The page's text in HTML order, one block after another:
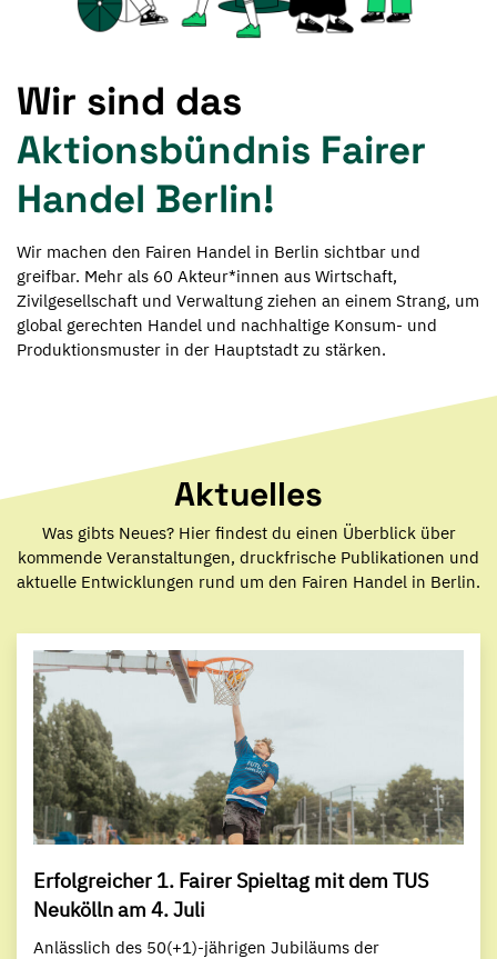
Wir sind das
Aktionsbündnis Fairer
Handel Berlin!
Wir machen den Fairen Handel in Berlin sichtbar und
greifbar. Mehr als 60 Akteur*innen aus Wirtschaft,
Zivilgesellschaft und Verwaltung ziehen an einem Strang, um
global gerechten Handel und nachhaltige Konsum- und
Produktionsmuster in der Hauptstadt zu stärken.
Aktuelles
Was gibts Neues? Hier findest du einen Überblick über
kommende Veranstaltungen, druckfrische Publikationen und
aktuelle Entwicklungen rund um den Fairen Handel in Berlin.
Erfolgreicher 1. Fairer Spieltag mit dem TUS
Neukölln am 4. Juli
Anlässlich des 50(+1)-jährigen Jubiläums der